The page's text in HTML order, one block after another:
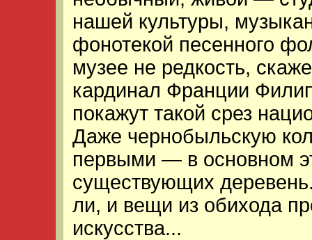
нашей культуры,
фонотекой песенного
музее не редкость,
кардинал Франции
покажут такой срез
Даже чернобыльскую
первыми — в основном
существующих
ли, и вещи из обихода
искусства...